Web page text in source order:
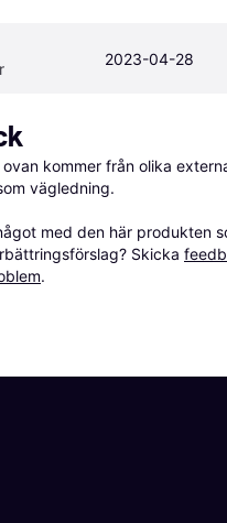
2023-04-28
kommer från olika
vägledning.
med den här produkten
Skicka
.